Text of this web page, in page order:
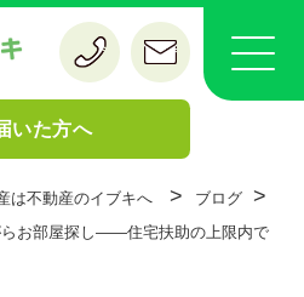
いた方へ
は不動産のイブキへ > ブログ >
お部屋探し——住宅扶助の上限内で